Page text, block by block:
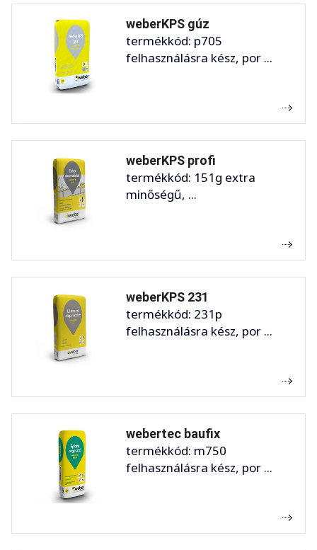
weberKPS gúz
termékkód: p705
felhasználásra kész, por ...
weberKPS profi
termékkód: 151g extra
minőségű, ...
weberKPS 231
termékkód: 231p
felhasználásra kész, por ...
webertec baufix
termékkód: m750
felhasználásra kész, por ...